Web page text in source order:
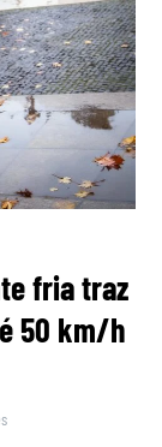
fria traz
50 km/h